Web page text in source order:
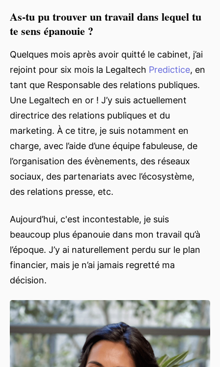
As-tu pu trouver un travail dans lequel tu
te sens épanouie ?
Quelques mois après avoir quitté le cabinet, j’ai
rejoint pour six mois la Legaltech Predictice, en
tant que Responsable des relations publiques.
Une Legaltech en or ! J’y suis actuellement
directrice des relations publiques et du
marketing. À ce titre, je suis notamment en
charge, avec l’aide d’une équipe fabuleuse, de
l’organisation des évènements, des réseaux
sociaux, des partenariats avec l’écosystème,
des relations presse, etc.
Aujourd’hui, c'est incontestable, je suis
beaucoup plus épanouie dans mon travail qu’à
l’époque. J’y ai naturellement perdu sur le plan
financier, mais je n’ai jamais regretté ma
décision.